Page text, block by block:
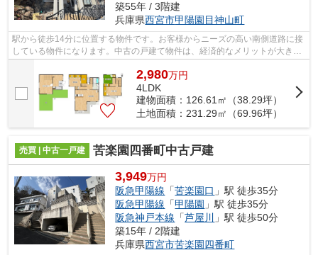
築55年 / 3階建
兵庫県西宮市甲陽園目神山町
駅から徒歩14分に位置する物件です。お客様からニーズの高い南側道路に接
している物件になります。中古の戸建て物件は、経済的なメリットが大きい
2,980万円
4LDK
建物面積：126.61㎡（38.29坪）
土地面積：231.29㎡（69.96坪）
売買 | 中古一戸建 苦楽園四番町中古戸建
3,949万円
阪急甲陽線 「苦楽園口 」駅 徒歩35分
阪急甲陽線 「甲陽園 」駅 徒歩35分
阪急神戸本線 「芦屋川
」駅 徒歩50分
築15年 / 2階建
兵庫県西宮市苦楽園四番町